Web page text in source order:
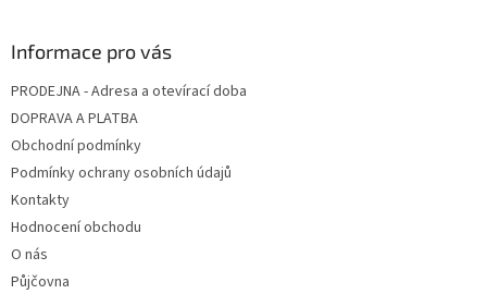
Informace pro vás
PRODEJNA - Adresa a otevírací doba
DOPRAVA A PLATBA
Obchodní podmínky
Podmínky ochrany osobních údajů
Kontakty
Hodnocení obchodu
O nás
Půjčovna